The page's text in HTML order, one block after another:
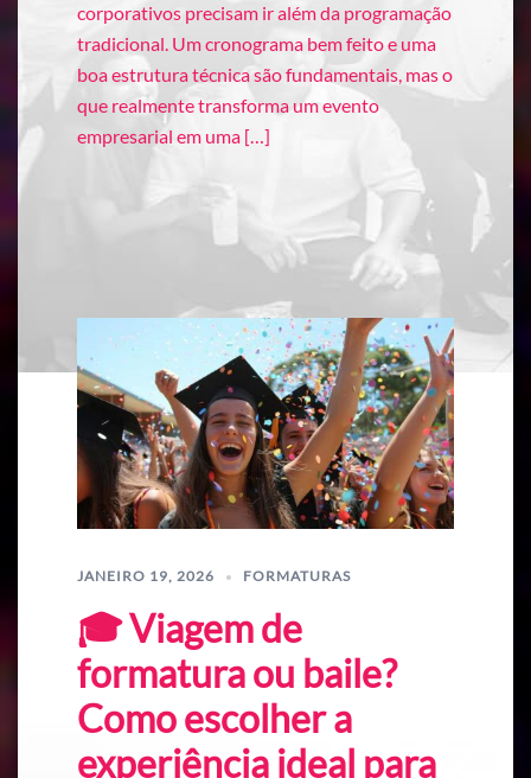
corporativos precisam ir além da programação
tradicional. Um cronograma bem feito e uma
boa estrutura técnica são fundamentais, mas o
que realmente transforma um evento
empresarial em uma […]
JANEIRO 19, 2026 FORMATURAS
🎓 Viagem de
formatura ou baile?
Como escolher a
experiência ideal para